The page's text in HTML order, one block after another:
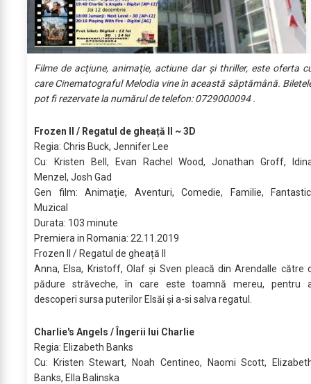
Filme de acţiune, animaţie, actiune dar şi thriller, este oferta
care Cinematograful Melodia vine în această săptămână.
pot fi rezervate la numărul de telefon: 0729000094 .
Frozen II / Regatul de gheață II ~ 3D
Regia: Chris Buck, Jennifer Lee
Cu: Kristen Bell, Evan Rachel Wood, Jonathan Groff,
Menzel, Josh Gad
Gen film: Animaţie, Aventuri, Comedie, Familie,
Muzical
Durata: 103 minute
Premiera in Romania: 22.11.2019
Frozen II / Regatul de gheață II
Anna, Elsa, Kristoff, Olaf și Sven pleacă din Arendalle către
pădure străveche, în care este toamnă mereu, pentru
descoperi sursa puterilor Elsăi și a-si salva regatul.
Charlie's Angels / Îngerii lui Charlie
Regia: Elizabeth Banks
Cu: Kristen Stewart, Noah Centineo, Naomi Scott,
Banks, Ella Balinska